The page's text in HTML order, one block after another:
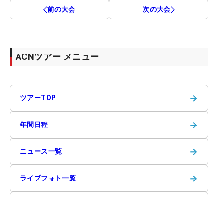
前の大会 次の大会
ACNツアー メニュー
ツアーTOP →
年間日程 →
ニュース一覧 →
ライブフォト一覧 →